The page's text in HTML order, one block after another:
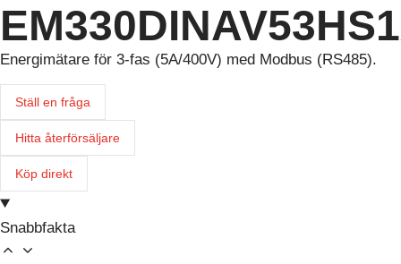
Energimätare för 3-fas (5A/400V) med Modbus (RS485).
Ställ en fråga
Hitta återförsäljare
Köp direkt
Snabbfakta